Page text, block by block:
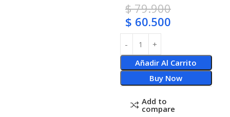
$79.900
$ 60.500
Añadir Al Carrito
Buy Now
Add to
compare